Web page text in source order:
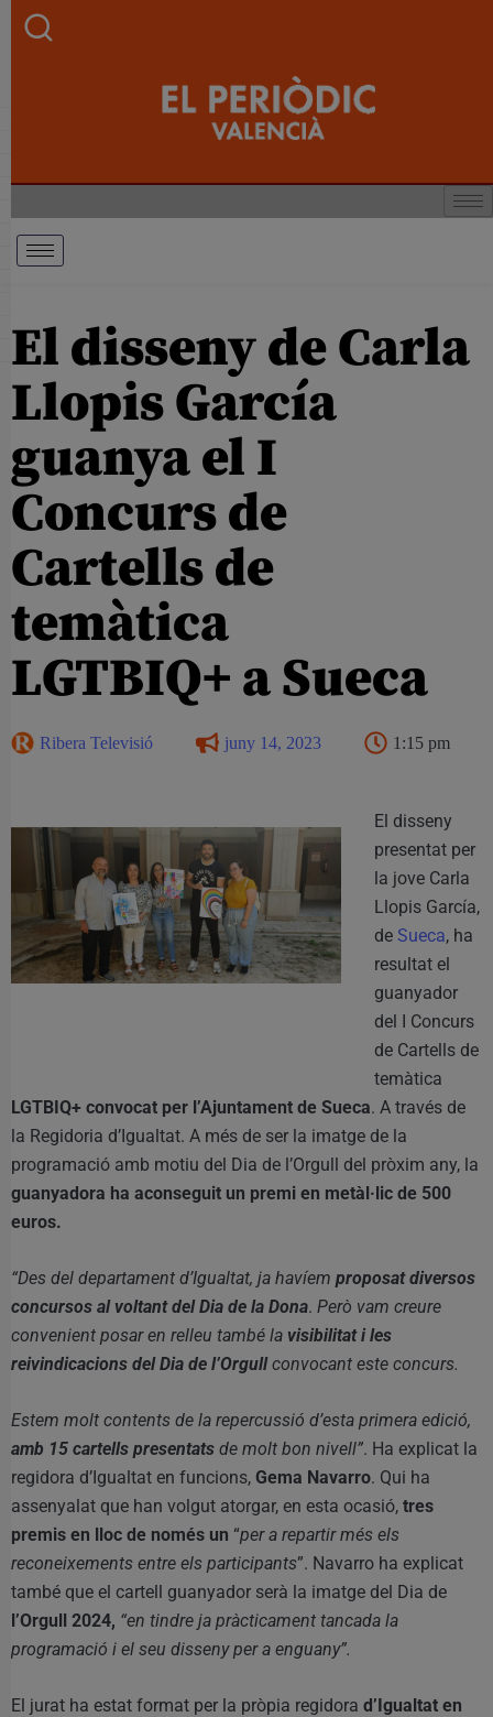
El disseny de Carla
Llopis García
guanya el I
Concurs de
Cartells de
temàtica
LGTBIQ+ a Sueca
Ribera Televisió juny 14, 2023 1:15 pm
El disseny
presentat per
la jove Carla
Llopis García,
de Sueca, ha
resultat el
guanyador
del I Concurs
de Cartells de
temàtica
LGTBIQ+ convocat per l’Ajuntament de Sueca. A través de
la Regidoria d’Igualtat. A més de ser la imatge de la
programació amb motiu del Dia de l’Orgull del pròxim any, la
guanyadora ha aconseguit un premi en metàl·lic de 500
euros.
“Des del departament d’Igualtat, ja havíem proposat diversos
concursos al voltant del Dia de la Dona. Però vam creure
convenient posar en relleu també la visibilitat i les
reivindicacions del Dia de l’Orgullconvocant este concurs.
Estem molt contents de la repercussió d’esta primera edició,
amb 15 cartells presentats de molt bon nivell”. Ha explicat la
regidora d’Igualtat en funcions, Gema Navarro. Qui ha
assenyalat que han volgut atorgar, en esta ocasió, tres
premis en lloc de només un “per a repartir més els
reconeixements entre els participants”. Navarro ha explicat
també que el cartell guanyador serà la imatge del Dia de
l’Orgull 2024, “en tindre ja pràcticament tancada la
programació i el seu disseny per a enguany”.
El jurat ha estat format per la pròpia regidora d’Igualtat en